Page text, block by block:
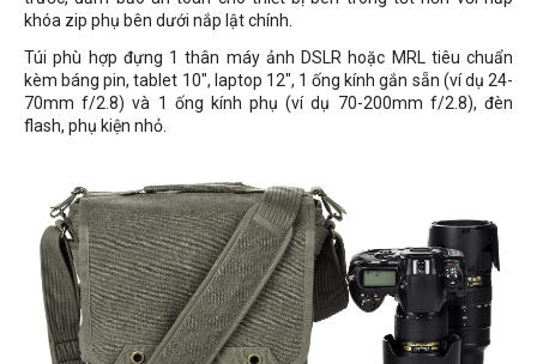
khóa zip phụ bên dưới nắp lật chính.
Túi phù hợp đựng 1 thân máy ảnh DSLR hoặc MRL tiêu chuẩn
kèm báng pin, tablet 10", laptop 12", 1 ống kính gắn sẵn (ví dụ 24-
70mm f/2.8) và 1 ống kính phụ (ví dụ 70-200mm f/2.8), đèn
flash, phụ kiện nhỏ.